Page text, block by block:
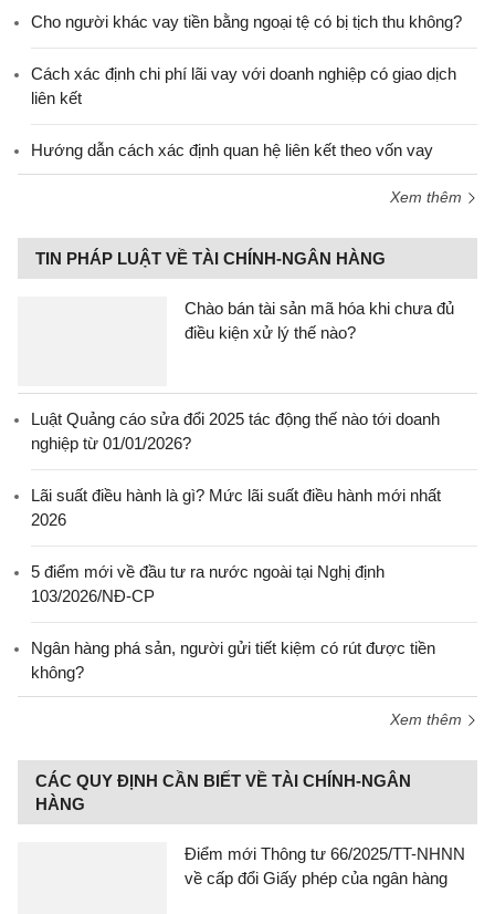
Cho người khác vay tiền bằng ngoại tệ có bị tịch thu không?
Cách xác định chi phí lãi vay với doanh nghiệp có giao dịch
liên kết
Hướng dẫn cách xác định quan hệ liên kết theo vốn vay
Xem thêm
TIN PHÁP LUẬT VỀ TÀI CHÍNH-NGÂN HÀNG
Chào bán tài sản mã hóa khi chưa đủ
điều kiện xử lý thế nào?
Luật Quảng cáo sửa đổi 2025 tác động thế nào tới doanh
nghiệp từ 01/01/2026?
Lãi suất điều hành là gì? Mức lãi suất điều hành mới nhất
2026
5 điểm mới về đầu tư ra nước ngoài tại Nghị định
103/2026/NĐ-CP
Ngân hàng phá sản, người gửi tiết kiệm có rút được tiền
không?
Xem thêm
CÁC QUY ĐỊNH CẦN BIẾT VỀ TÀI CHÍNH-NGÂN
HÀNG
Điểm mới Thông tư 66/2025/TT-NHNN
về cấp đổi Giấy phép của ngân hàng